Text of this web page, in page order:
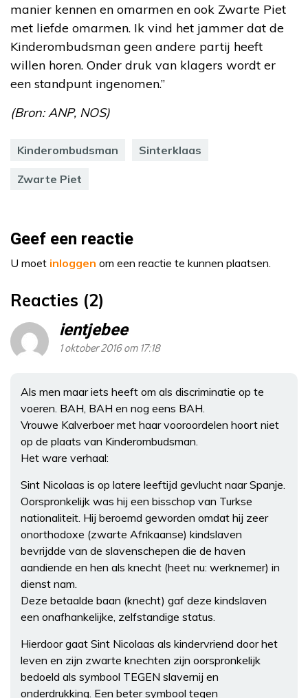
manier kennen en omarmen en ook Zwarte Piet
met liefde omarmen. Ik vind het jammer dat de
Kinderombudsman geen andere partij heeft
willen horen. Onder druk van klagers wordt er
een standpunt ingenomen.”
(Bron: ANP, NOS)
Kinderombudsman Sinterklaas
Zwarte Piet
Geef een reactie
U moet inloggen om een reactie te kunnen plaatsen.
Reacties (2)
ientjebee
1 oktober 2016 om 17:18
Als men maar iets heeft om als discriminatie op te
voeren. BAH, BAH en nog eens BAH.
Vrouwe Kalverboer met haar vooroordelen hoort niet
op de plaats van Kinderombudsman.
Het ware verhaal:
Sint Nicolaas is op latere leeftijd gevlucht naar Spanje.
Oorspronkelijk was hij een bisschop van Turkse
nationaliteit. Hij beroemd geworden omdat hij zeer
onorthodoxe (zwarte Afrikaanse) kindslaven
bevrijdde van de slavenschepen die de haven
aandiende en hen als knecht (heet nu: werknemer) in
dienst nam.
Deze betaalde baan (knecht) gaf deze kindslaven
een onafhankelijke, zelfstandige status.
Hierdoor gaat Sint Nicolaas als kindervriend door het
leven en zijn zwarte knechten zijn oorspronkelijk
bedoeld als symbool TEGEN slavernij en
onderdrukking. Een beter symbool tegen